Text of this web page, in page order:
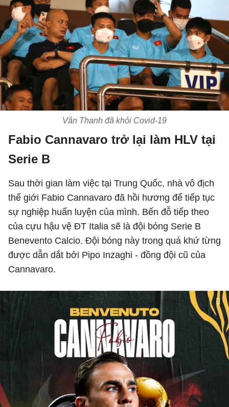
Văn Thanh đã khỏi Covid-19
Fabio Cannavaro trở lại làm HLV tại
Serie B
Sau thời gian làm việc tại Trung Quốc, nhà vô địch
thế giới Fabio Cannavaro đã hồi hương để tiếp tục
sự nghiệp huấn luyện của mình. Bến đỗ tiếp theo
của cựu hậu vệ ĐT Italia sẽ là đội bóng Serie B
Benevento Calcio. Đội bóng này trong quá khứ từng
được dẫn dắt bởi Pipo Inzaghi - đồng đội cũ của
Cannavaro.